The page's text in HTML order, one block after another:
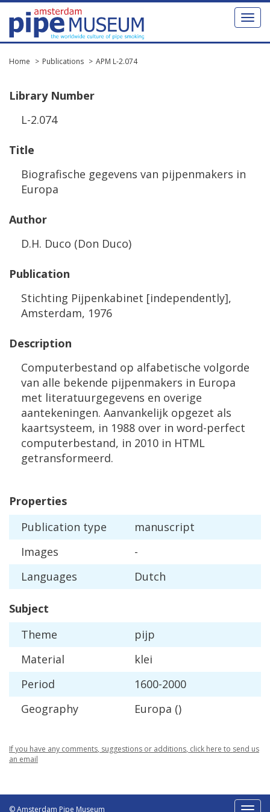
Toggle
Home Publications APM L-2.074
Library Number
L-2.074
Title
Biografische gegevens van pijpenmakers in
Europa
Author
D.H. Duco (Don Duco)
Publication
Stichting Pijpenkabinet [independently],
Amsterdam, 1976
Description
Computerbestand op alfabetische volgorde
van alle bekende pijpenmakers in Europa
met literatuurgegevens en overige
aantekeningen. Aanvankelijk opgezet als
kaartsysteem, in 1988 over in word-perfect
computerbestand, in 2010 in HTML
getransformeerd.
Properties
Publication type
manuscript
Images
-
Languages
Dutch
Subject
Theme
pijp
Material
klei
Period
1600-2000
Geography
Europa ()
Ifyou have any comments, suggestions or additions, click here to send us
an email
© Amsterdam Pipe Museum